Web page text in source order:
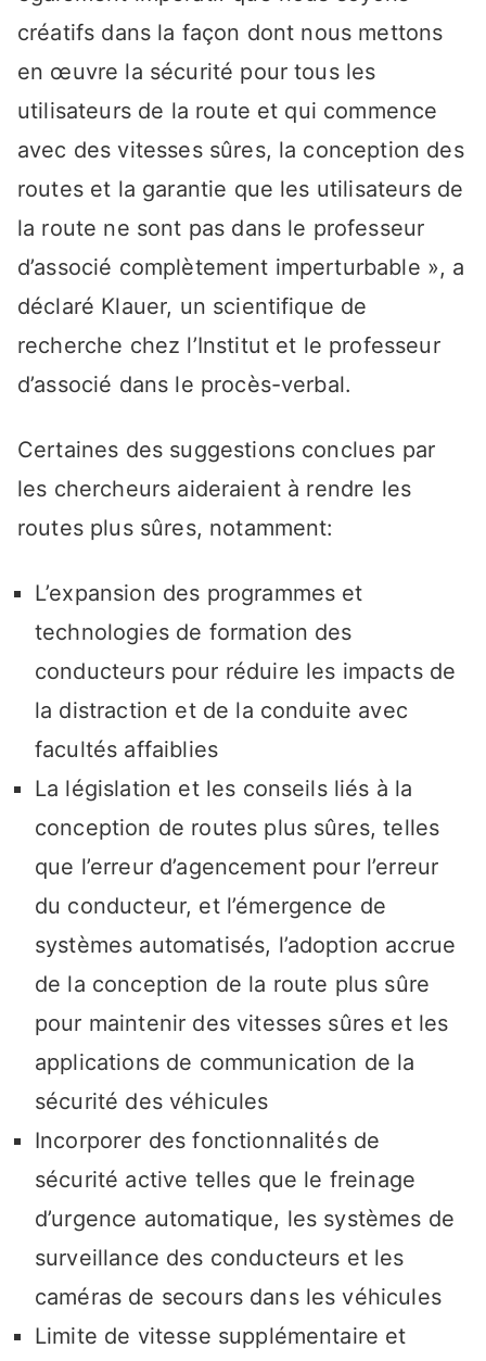
créatifs dans la façon dont nous mettons
en œuvre la sécurité pour tous les
utilisateurs de la route et qui commence
avec des vitesses sûres, la conception des
routes et la garantie que les utilisateurs de
la route ne sont pas dans le professeur
d’associé complètement imperturbable », a
déclaré Klauer, un scientifique de
recherche chez l’Institut et le professeur
d’associé dans le procès-verbal.
Certaines des suggestions conclues par
les chercheurs aideraient à rendre les
routes plus sûres, notamment:
L’expansion des programmes et
technologies de formation des
conducteurs pour réduire les impacts de
la distraction et de la conduite avec
facultés affaiblies
La législation et les conseils liés à la
conception de routes plus sûres, telles
que l’erreur d’agencement pour l’erreur
du conducteur, et l’émergence de
systèmes automatisés, l’adoption accrue
de la conception de la route plus sûre
pour maintenir des vitesses sûres et les
applications de communication de la
sécurité des véhicules
Incorporer des fonctionnalités de
sécurité active telles que le freinage
d’urgence automatique, les systèmes de
surveillance des conducteurs et les
caméras de secours dans les véhicules
Limite de vitesse supplémentaire et